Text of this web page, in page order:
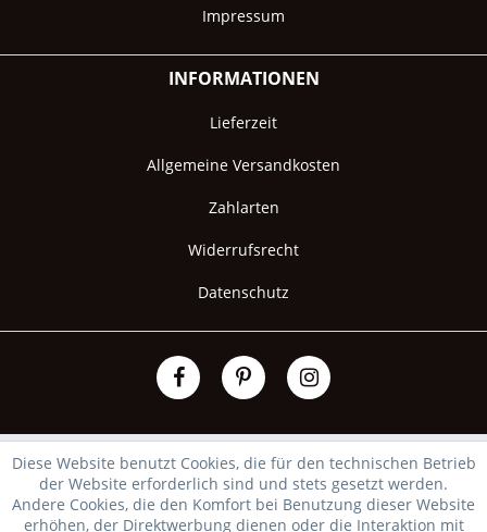
Impressum
INFORMATIONEN
Lieferzeit
Allgemeine Versandkosten
Zahlarten
Widerrufsrecht
Datenschutz
Diese Website benutzt Cookies, die für den technischen Betrieb
der Website erforderlich sind und stets gesetzt werden.
Andere Cookies, die den Komfort bei Benutzung dieser Website
erhöhen, der Direktwerbung dienen oder die Interaktion mit